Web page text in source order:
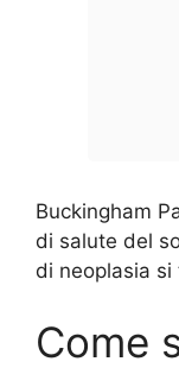
Buckingham
di salute del
di neoplasia si
Come